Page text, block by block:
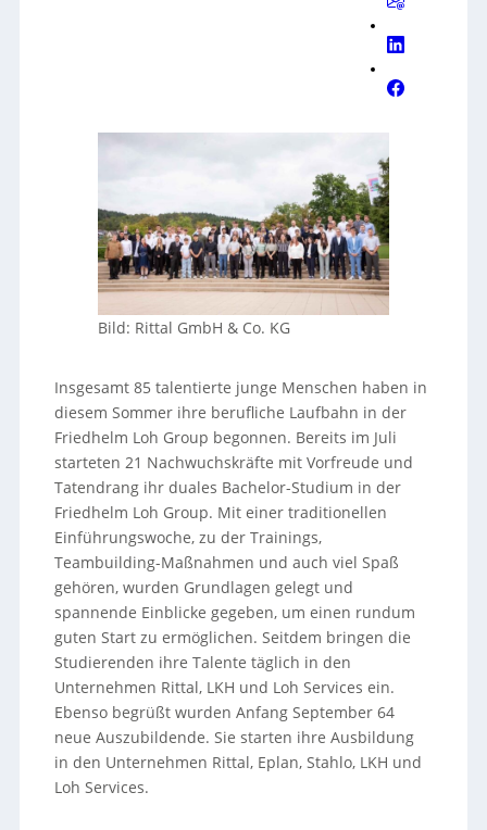
Bild: Rittal GmbH & Co. KG
Insgesamt 85 talentierte junge Menschen haben in
diesem Sommer ihre berufliche Laufbahn in der
Friedhelm Loh Group begonnen. Bereits im Juli
starteten 21 Nachwuchskräfte mit Vorfreude und
Tatendrang ihr duales Bachelor-Studium in der
Friedhelm Loh Group. Mit einer traditionellen
Einführungswoche, zu der Trainings,
Teambuilding-Maßnahmen und auch viel Spaß
gehören, wurden Grundlagen gelegt und
spannende Einblicke gegeben, um einen rundum
guten Start zu ermöglichen. Seitdem bringen die
Studierenden ihre Talente täglich in den
Unternehmen Rittal, LKH und Loh Services ein.
Ebenso begrüßt wurden Anfang September 64
neue Auszubildende. Sie starten ihre Ausbildung
in den Unternehmen Rittal, Eplan, Stahlo, LKH und
Loh Services.